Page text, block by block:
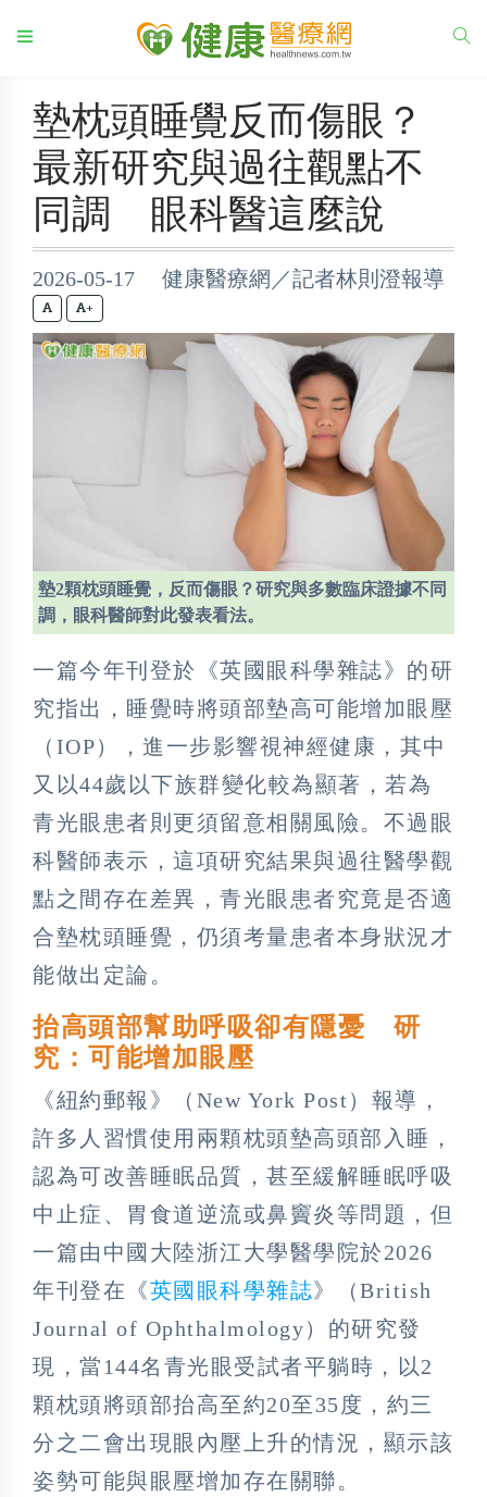
墊枕頭睡覺反而傷眼？
最新研究與過往觀點不
同調 眼科醫這麼說
2026-05-17 健康醫療網／記者林則澄報導
+
墊2顆枕頭睡覺，反而傷眼？研究與多數臨床證據不同
調，眼科醫師對此發表看法。
一篇今年刊登於《英國眼科學雜誌》的研
究指出，睡覺時將頭部墊高可能增加眼壓
（IOP），進一步影響視神經健康，其中
又以44歲以下族群變化較為顯著，若為
青光眼患者則更須留意相關風險。不過眼
科醫師表示，這項研究結果與過往醫學觀
點之間存在差異，青光眼患者究竟是否適
合墊枕頭睡覺，仍須考量患者本身狀況才
能做出定論。
抬高頭部幫助呼吸卻有隱憂 研
究：可能增加眼壓
《紐約郵報》（New York Post）報導，
許多人習慣使用兩顆枕頭墊高頭部入睡，
認為可改善睡眠品質，甚至緩解睡眠呼吸
中止症、胃食道逆流或鼻竇炎等問題，但
一篇由中國大陸浙江大學醫學院於2026
年刊登在《英國眼科學雜誌》（British
Journal of Ophthalmology）的研究發
現，當144名青光眼受試者平躺時，以2
顆枕頭將頭部抬高至約20至35度，約三
分之二會出現眼內壓上升的情況，顯示該
姿勢可能與眼壓增加存在關聯。